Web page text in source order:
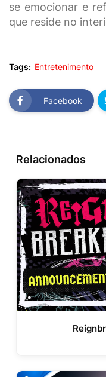
se emocionar e
que reside no
Tags: Entretenimento
Facebook
Relacionados